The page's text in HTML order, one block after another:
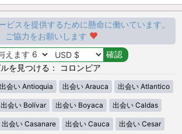
ビスを提供するために懸命に働いています。
ご協力をお願いします
を見つける： コロンビア
出会い Antioquia 出会い Arauca 出会い Atlantico
出会い Bolívar 出会い Boyaca 出会い Caldas
出会い Casanare 出会い Cauca 出会い Cesar